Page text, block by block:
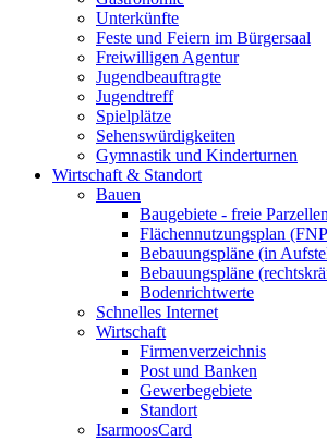
Unterkünfte
Feste und Feiern im Bürgersaal
Freiwilligen Agentur
Jugendbeauftragte
Jugendtreff
Spielplätze
Sehenswürdigkeiten
Gymnastik und Kinderturnen
Wirtschaft & Standort
Bauen
Baugebiete - freie
Flächennutzungsplan
Bebauungspläne (in
Bebauungspläne
Bodenrichtwerte
Schnelles Internet
Wirtschaft
Firmenverzeichnis
Post und Banken
Gewerbegebiete
Standort
IsarmoosCard